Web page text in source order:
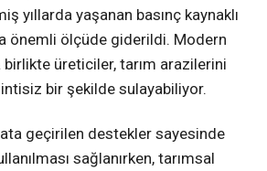
yıllarda yaşanan basınç kaynaklı
önemli ölçüde giderildi. Modern
birlikte üreticiler, tarım arazilerini
bir şekilde sulayabiliyor.
geçirilen destekler sayesinde
sağlanırken, tarımsal